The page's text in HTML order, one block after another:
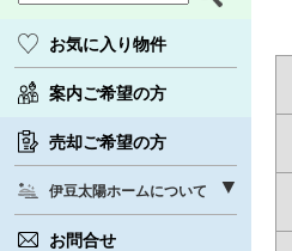
お気に入り物件
案内ご希望の方
売却ご希望の方
伊豆太陽ホームについて
お問合せ